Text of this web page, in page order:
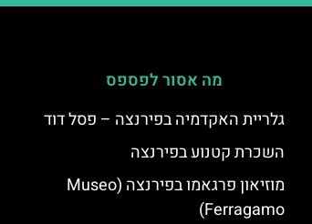
מה אסור לפספס
גלריית האקדמיה בפירנצה – פסל דוד
השכרת קטנוע בפירנצה
מוזיאון פרגאמו בפירנצה (Museo
Ferragamo)